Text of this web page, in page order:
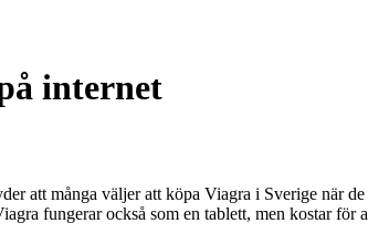
internet
att många väljer att köpa Viagra i Sverige när
fungerar också som en tablett, men kostar för